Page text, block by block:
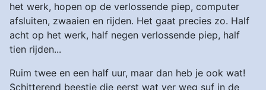
het werk, hopen op de verlossende piep, computer
afsluiten, zwaaien en rijden. Het gaat precies zo. Half
acht op het werk, half negen verlossende piep, half
tien rijden...
Ruim twee en een half uur, maar dan heb je ook wat!
Schitterend beestje die eerst wat ver weg suf in de